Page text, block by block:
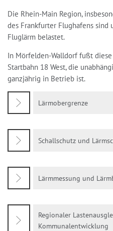
Die Rhein-Main Region,
des Frankfurter Flughafens sind
Fluglärm belastet.
In Mörfelden-Walldorf fußt
Startbahn 18 West, die
ganzjährig in Betrieb ist.
Lärmobergrenze
Schallschutz und
Lärmmessung und
Regionaler
Kommunalentwicklung